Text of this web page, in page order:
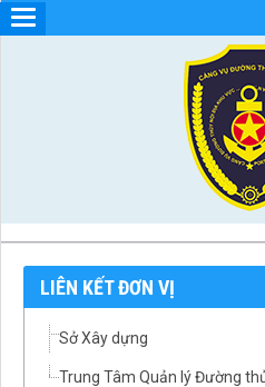
LIÊN KẾT ĐƠN VỊ
Sở Xây dựng
Trung Tâm Quản lý Đường